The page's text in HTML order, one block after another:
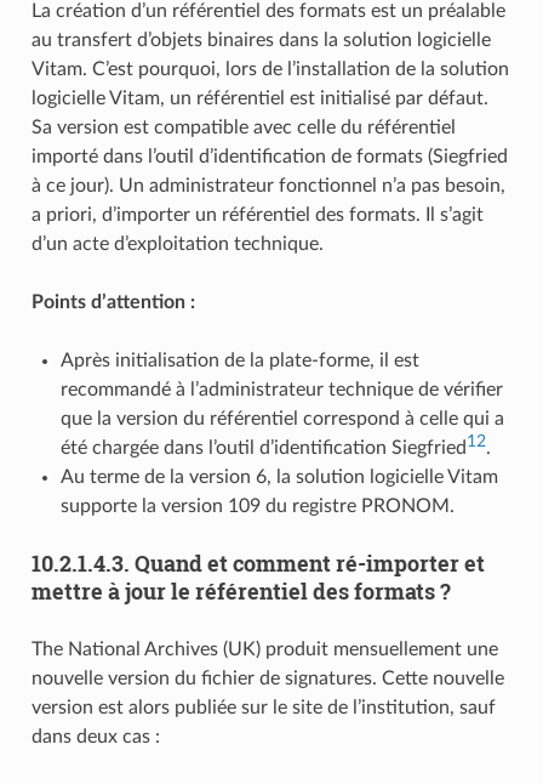
La création d’un référentiel des formats est un préalable
au transfert d’objets binaires dans la solution logicielle
Vitam. C’est pourquoi, lors de l’installation de la solution
logicielle Vitam, un référentiel est initialisé par défaut.
Sa version est compatible avec celle du référentiel
importé dans l’outil d’identification de formats (Siegfried
à ce jour). Un administrateur fonctionnel n’a pas besoin,
a priori, d’importer un référentiel des formats. Il s’agit
d’un acte d’exploitation technique.
Points d’attention :
Après initialisation de la plate-forme, il est
recommandé à l’administrateur technique de vérifier
que la version du référentiel correspond à celle qui a
été chargée dans l’outil d’identification Siegfried 12.
Au terme de la version 6, la solution logicielle Vitam
supporte la version 109 du registre PRONOM.
10.2.1.4.3. Quand et comment ré-importer et
mettre à jour le référentiel des formats ?
The National Archives (UK) produit mensuellement une
nouvelle version du fichier de signatures. Cette nouvelle
version est alors publiée sur le site de l’institution, sauf
dans deux cas :